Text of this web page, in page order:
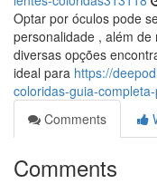
Optar por óculos pode
personalidade , além
diversas opções
ideal para https://
coloridas-guia-
Comments
Comments